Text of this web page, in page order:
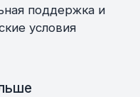
поддержка и
условия